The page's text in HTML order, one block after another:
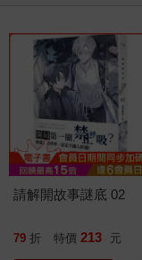
請解開故事謎底 02
79 折 特價 213 元